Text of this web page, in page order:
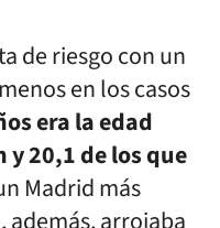
de riesgo con un
en los casos
era la edad
y 20,1 de los que
Madrid más